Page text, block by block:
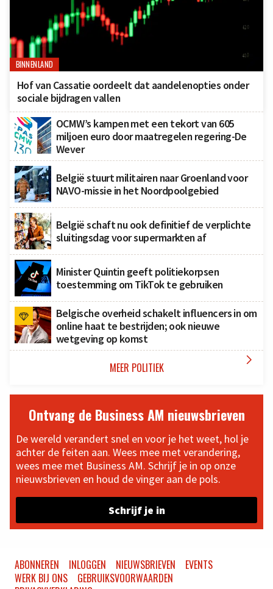
BINNENLAND
Hof van Cassatie oordeelt dat aandelenopties onder
sociale bijdragen vallen
OCMW’s kampen met een tekort van 605
miljoen euro door maatregelen regering-De
Wever
België stuurt militairen naar Groenland voor
NAVO-missie in het Noordpoolgebied
België schaft nu ook definitief de verplichte
sluitingsdag voor supermarkten af
Minister Quintin geeft politiekorpsen
toestemming om TikTok te gebruiken
Belgische overheid schakelt influencers in om
online haat te bestrijden; ook nieuwe
wetgeving op komst
MEER POLITIEK 
Ontvang de Business AM nieuwsbrieven
De wereld verandert snel en voor je het weet, hol je
achter de feiten aan. Wees mee met verandering,
wees mee met Business AM. Schrijf je in op onze
nieuwsbrieven en houd de vinger aan de pols.
Schrijf je in
ABONNEREN INLOGGEN NIEUWSBRIEVEN
EVENTS
WERK BIJ ONS
GEBRUIKSVOORWAARDEN